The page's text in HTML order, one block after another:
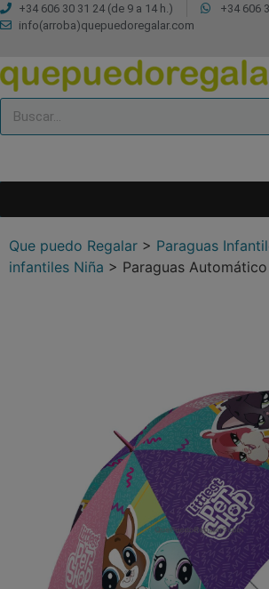
+34 606 30 31 24 (de 9 a 14 h.)
+34 606
info(arroba)quepuedoregalar.com
Que puedo Regalar > Paraguas
infantiles Niña > Paraguas